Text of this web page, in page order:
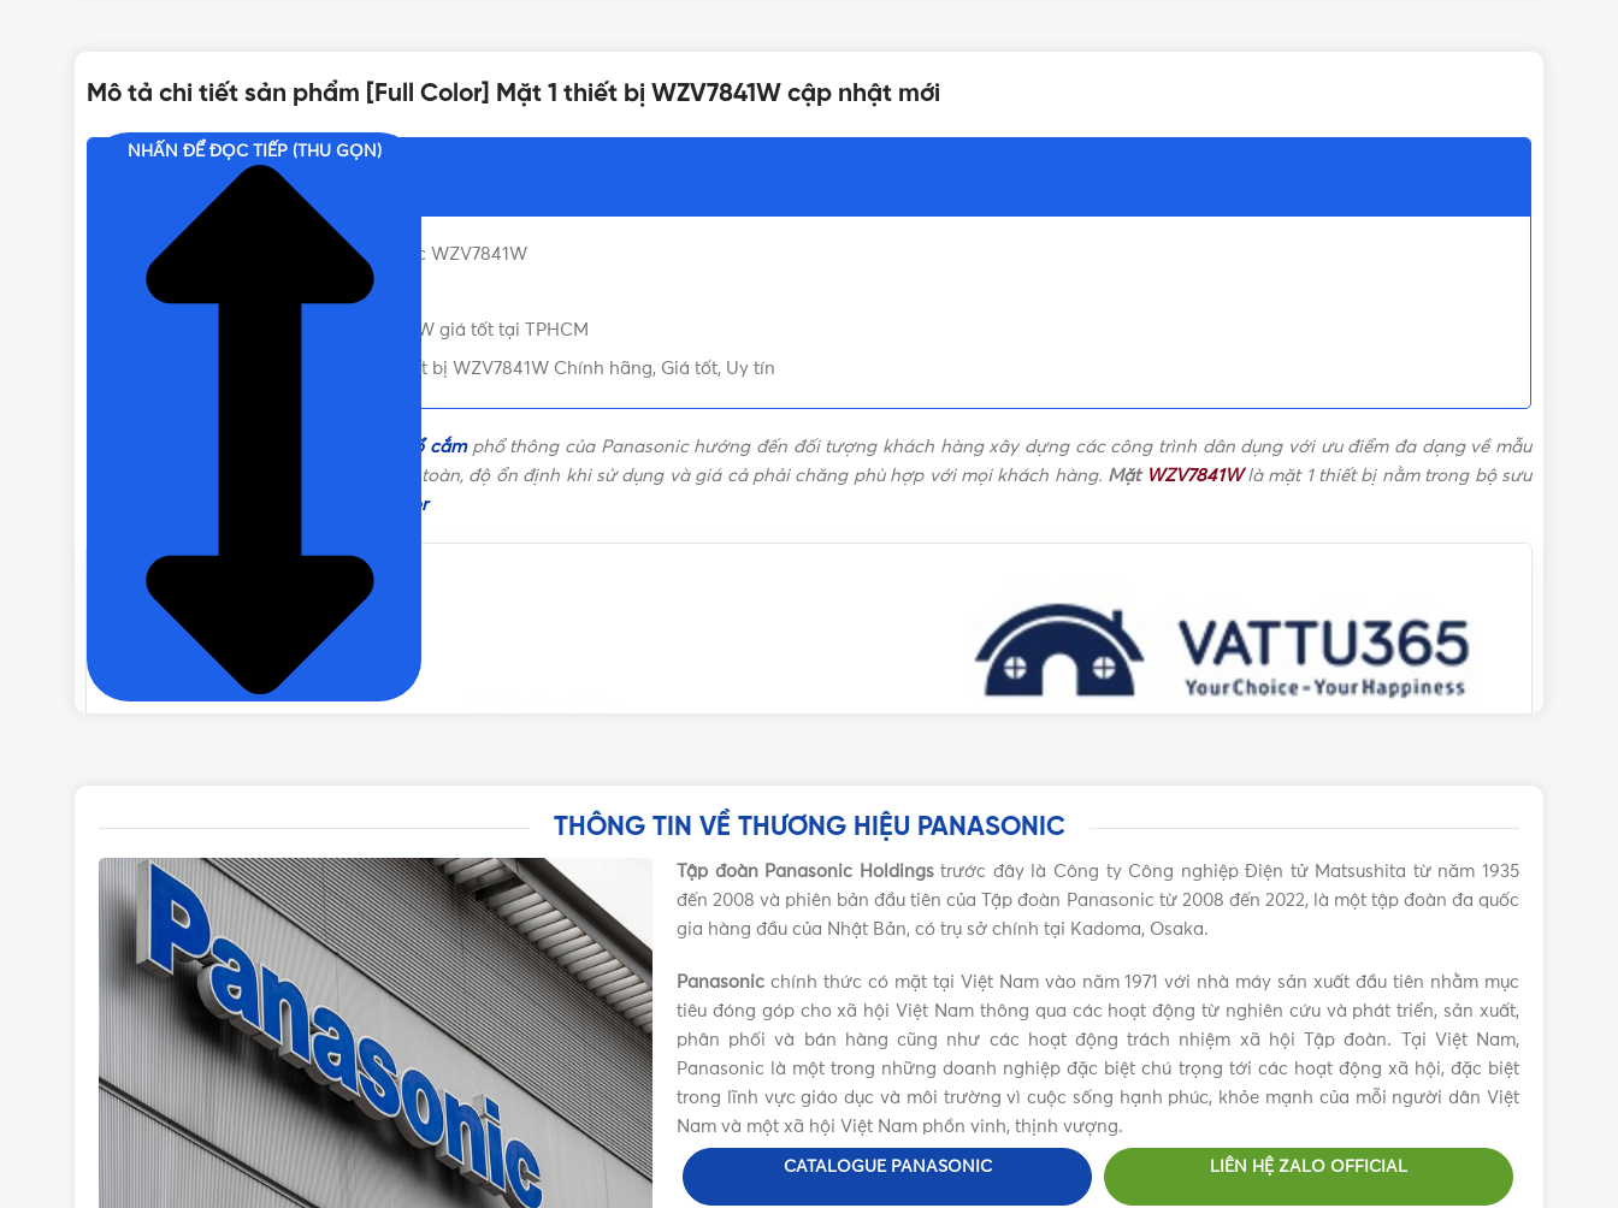
XUẤT XỨ Thái Lan
Mô tả chi tiết sản phẩm [Full Color] Mặt 1 thiết bị WZV7841W cập nhật mới
Nội dung chính
Thông số cơ bản của mặt công tắc WZV7841W
Đặc điểm của mặt nạ WZV7841W
Nơi bán mặt Panasonic WZV7841W giá tốt tại TPHCM
Liên hệ mua [Full Color] Mặt 1 thiết bị WZV7841W Chính hãng, Giá tốt, Uy tín
công tắc ổ cắmphổ thông của Panasonic hướng đến đối tượng khách hàng xây dựng các công trình dân dụng với ưu điểm đa dạng về mẫu
mã, thiết kế, chức năng, chất lượng, an toàn, độ ổn định khi sử dụng và giá cả phải chăng phù hợp với mọi khách hàng. Mặt WZV7841Wlà mặt 1 thiết bị nằm trong bộ sưu
Panasonic Full Color
NHẤN ĐỂ ĐỌC TIẾP (THU GỌN)
THÔNG TIN VỀ THƯƠNG HIỆU PANASONIC
Tập đoàn Panasonic Holdingstrước đây là Công ty Công nghiệp Điện tử Matsushita từ năm 1935
đến 2008 và phiên bản đầu tiên của Tập đoàn Panasonic từ 2008 đến 2022, là một tập đoàn đa quốc
gia hàng đầu của Nhật Bản, có trụ sở chính tại Kadoma, Osaka.
Panasonic chính thức có mặt tại Việt Nam vào năm 1971 với nhà máy sản xuất đầu tiên nhằm mục
tiêu đóng góp cho xã hội Việt Nam thông qua các hoạt động từ nghiên cứu và phát triển, sản xuất,
phân phối và bán hàng cũng như các hoạt động trách nhiệm xã hội Tập đoàn. Tại Việt Nam,
Panasonic là một trong những doanh nghiệp đặc biệt chú trọng tới các hoạt động xã hội, đặc biệt
trong lĩnh vực giáo dục và môi trường vì cuộc sống hạnh phúc, khỏe mạnh của mỗi người dân Việt
Nam và một xã hội Việt Nam phồn vinh, thịnh vượng.
CATALOGUE PANASONIC LIÊN HỆ ZALO OFFICIAL